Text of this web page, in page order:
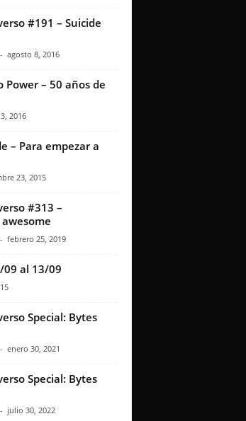
#191 – Suicide
- agosto 8, 2016
– 50 años de
2016
– Para empezar a
23, 2015
#313 –
awesome
- febrero 25, 2019
09 al 13/09
Special: Bytes
- enero 30, 2021
Special: Bytes
- julio 30, 2022